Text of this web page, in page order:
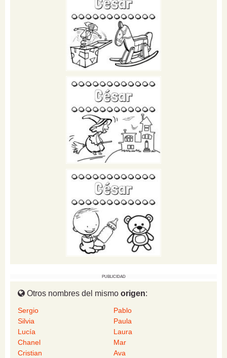
PUBLICIDAD
Otros nombres del mismo origen:
Sergio
Pablo
Silvia
Paula
Lucía
Laura
Chanel
Mar
Cristian
Ava